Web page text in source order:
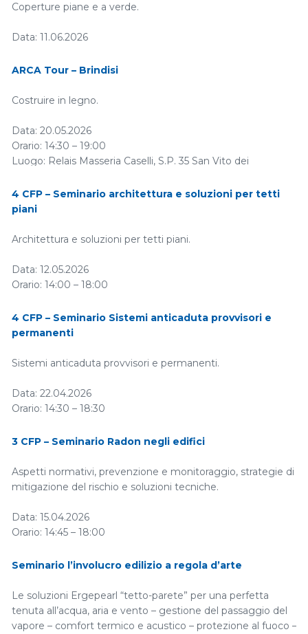
Coperture piane e a verde.
Data: 11.06.2026
Luogo: Associazione d’Irrigazione Ovest Sesia – Via Duomo
ARCA Tour – Brindisi
Costruire in legno.
Data: 20.05.2026
Orario: 14:30 – 19:00
Luogo: Relais Masseria Caselli, S.P. 35 San Vito dei
Iscriviti
…
4 CFP – Seminario architettura e soluzioni per tetti
piani
Architettura e soluzioni per tetti piani.
Data: 12.05.2026
Orario: 14:00 – 18:00
Paesaggisti e Conservatori di Napoli…
4 CFP – Seminario Sistemi anticaduta provvisori e
permanenti
Sistemi anticaduta provvisori e permanenti.
Data: 22.04.2026
Orario: 14:30 – 18:30
33170 Pordenone (PN)
Iscriviti
…
3 CFP – Seminario Radon negli edifici
Aspetti normativi, prevenzione e monitoraggio, strategie di
mitigazione del rischio e soluzioni tecniche.
Data: 15.04.2026
Orario: 14:45 – 18:00
Seminario l’involucro edilizio a regola d’arte
Le soluzioni Ergepearl “tetto-parete” per una perfetta
tenuta all’acqua, aria e vento – gestione del passaggio del
vapore – comfort termico e acustico – protezione al fuoco –